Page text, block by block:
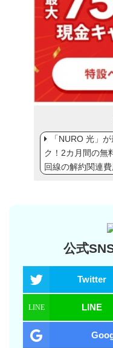
「NURO 光」
ク！2カ月間の無
回線の解約関連
公式
Twitter
LINE